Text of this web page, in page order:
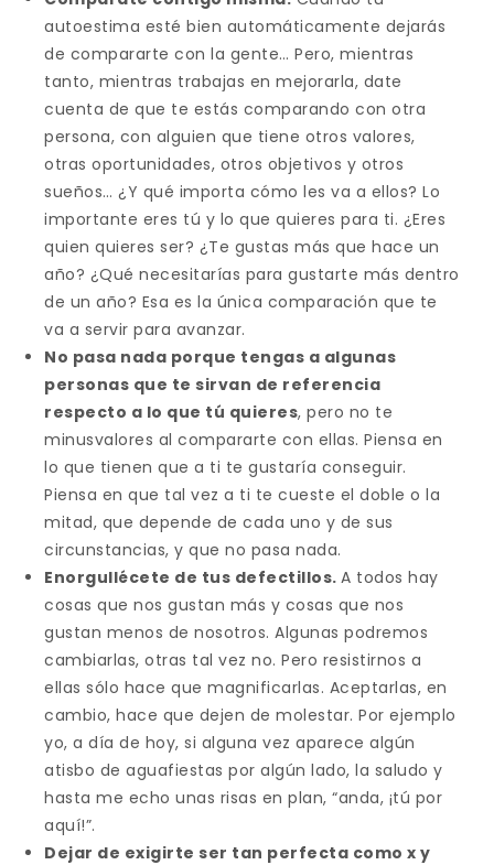
autoestima esté bien automáticamente dejarás
de compararte con la gente… Pero, mientras
tanto, mientras trabajas en mejorarla, date
cuenta de que te estás comparando con otra
persona, con alguien que tiene otros valores,
otras oportunidades, otros objetivos y otros
sueños… ¿Y qué importa cómo les va a ellos? Lo
importante eres tú y lo que quieres para ti. ¿Eres
quien quieres ser? ¿Te gustas más que hace un
año? ¿Qué necesitarías para gustarte más dentro
de un año? Esa es la única comparación que te
va a servir para avanzar.
No pasa nada porque tengas a algunas
personas que te sirvan de referencia
respecto a lo que tú quieres, pero no te
minusvalores al compararte con ellas. Piensa en
lo que tienen que a ti te gustaría conseguir.
Piensa en que tal vez a ti te cueste el doble o la
mitad, que depende de cada uno y de sus
circunstancias, y que no pasa nada.
Enorgullécete de tus defectillos. A todos hay
cosas que nos gustan más y cosas que nos
gustan menos de nosotros. Algunas podremos
cambiarlas, otras tal vez no. Pero resistirnos a
ellas sólo hace que magnificarlas. Aceptarlas, en
cambio, hace que dejen de molestar. Por ejemplo
yo, a día de hoy, si alguna vez aparece algún
atisbo de aguafiestas por algún lado, la saludo y
hasta me echo unas risas en plan, “anda, ¡tú por
aquí!”.
Dejar de exigirte ser tan perfecta como x y